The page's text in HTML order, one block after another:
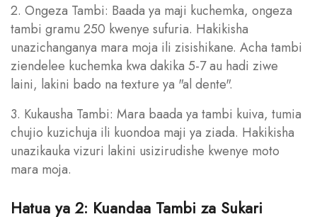
2. Ongeza Tambi: Baada ya maji kuchemka, ongeza
tambi gramu 250 kwenye sufuria. Hakikisha
unazichanganya mara moja ili zisishikane. Acha tambi
ziendelee kuchemka kwa dakika 5-7 au hadi ziwe
laini, lakini bado na texture ya "al dente".
3. Kukausha Tambi: Mara baada ya tambi kuiva, tumia
chujio kuzichuja ili kuondoa maji ya ziada. Hakikisha
unazikauka vizuri lakini usizirudishe kwenye moto
mara moja.
Hatua ya 2: Kuandaa Tambi za Sukari